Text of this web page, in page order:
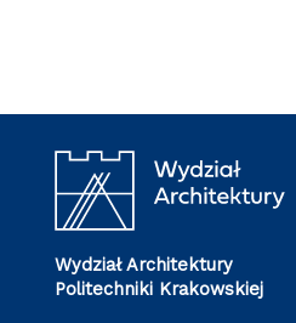
Wydział Architektury
Politechniki Krakowskiej